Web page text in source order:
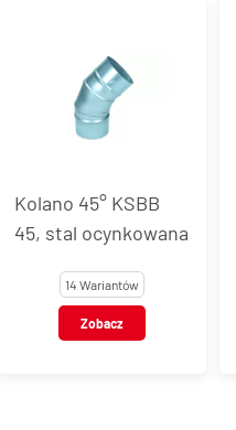
Kolano 45° KSBB
45, stal ocynkowana
14 Wariantów
Zobacz